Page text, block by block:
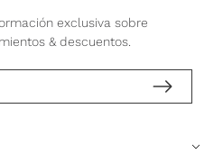
exclusiva sobre
& descuentos.